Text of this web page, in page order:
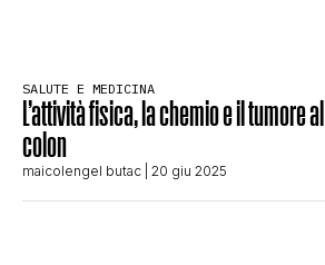
SCIENZA E TECNOLOGIA
SALUTE E MEDICINA
SALUTE E MEDICINA
L’attività fisica, la chemio e il tumore al
colon
maicolengel butac | 20 giu 2025